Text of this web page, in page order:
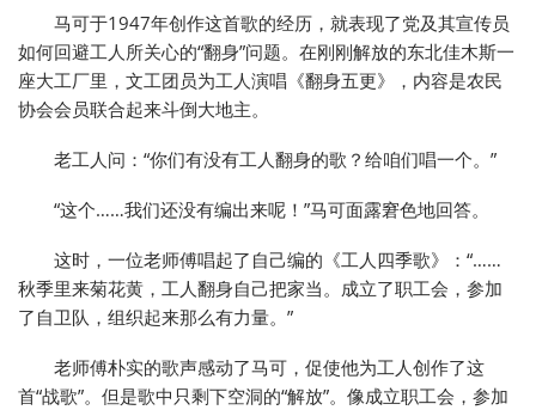
马可于1947年创作这首歌的经历，就表现了党及其宣传员
如何回避工人所关心的“翻身”问题。在刚刚解放的东北佳木斯一
座大工厂里，文工团员为工人演唱《翻身五更》，内容是农民
协会会员联合起来斗倒大地主。
老工人问：“你们有没有工人翻身的歌？给咱们唱一个。”
“这个……我们还没有编出来呢！”马可面露窘色地回答。
这时，一位老师傅唱起了自己编的《工人四季歌》：“……
秋季里来菊花黄，工人翻身自己把家当。成立了职工会，参加
了自卫队，组织起来那么有力量。”
老师傅朴实的歌声感动了马可，促使他为工人创作了这
首“战歌”。但是歌中只剩下空洞的“解放”。像成立职工会，参加